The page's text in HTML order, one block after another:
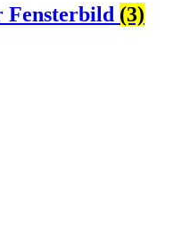
Fensterbild (3)